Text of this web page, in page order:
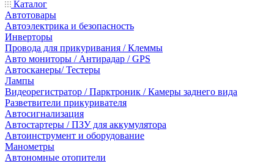
Каталог
Автотовары
Автоэлектрика и безопасность
Инверторы
Провода для прикуривания / Клеммы
Авто мониторы / Антирадар / GPS
Автосканеры/ Тестеры
Лампы
Видеорегистратор / Парктроник / Камеры заднего вида
Разветвители прикуривателя
Автосигнализация
Автостартеры / ПЗУ для аккумулятора
Автоинструмент и оборудование
Манометры
Автономные отопители